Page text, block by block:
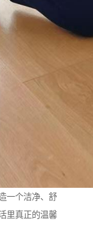
一个洁净、舒
里真正的温馨